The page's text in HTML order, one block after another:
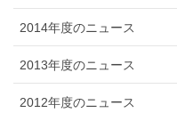
2014年度のニュース
2013年度のニュース
2012年度のニュース